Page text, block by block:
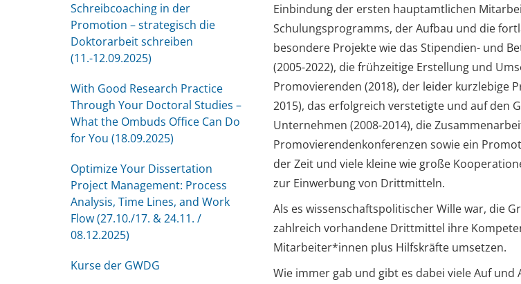
Schreibcoaching in der
Promotion – strategisch die
Doktorarbeit schreiben
(11.-12.09.2025)
With Good Research Practice
Through Your Doctoral Studies –
What the Ombuds Office Can Do
for You (18.09.2025)
Optimize Your Dissertation
Project Management: Process
Analysis, Time Lines, and Work
Flow (27.10./17. & 24.11. /
08.12.2025)
Kurse der GWDG
Einbindung der ersten hauptamtlichen
Schulungsprogramms, der Aufbau und die
besondere Projekte wie das Stipendien- und
(2005-2022), die frühzeitige Erstellung und
Promovierenden (2018), der leider kurzlebige
2015), das erfolgreich verstetigte und auf den
Unternehmen (2008-2014), die
Promovierendenkonferenzen sowie ein
der Zeit und viele kleine wie große
zur Einwerbung von Drittmitteln.
Als es wissenschaftspolitischer Wille war, die
zahlreich vorhandene Drittmittel ihre
Mitarbeiter*innen plus Hilfskräfte umsetzen.
Wie immer gab und gibt es dabei viele Auf